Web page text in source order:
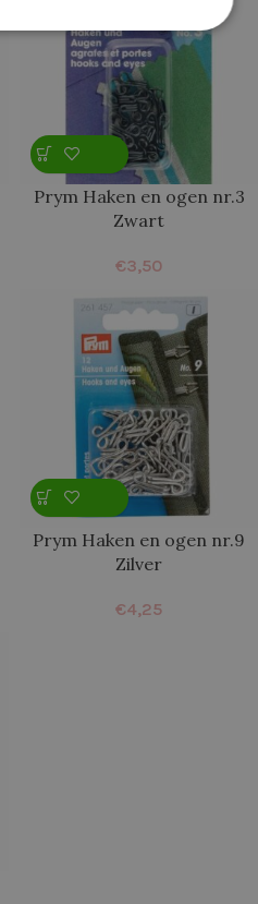
Prym Haken en ogen nr.3
Zwart
€3,50
Prym Haken en ogen nr.9
Zilver
€4,25